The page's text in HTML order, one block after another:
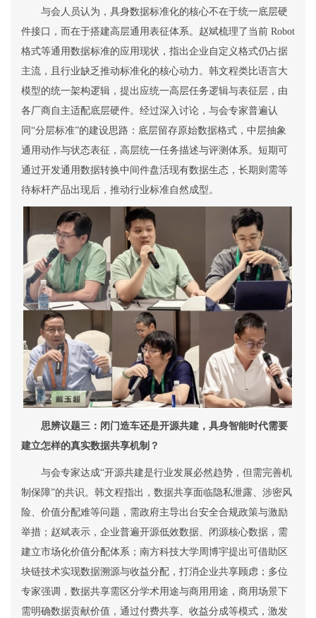
与会人员认为，具身数据标准化的核心不在于统一底层硬
件接口，而在于搭建高层通用表征体系。赵斌梳理了当前 Robot
格式等通用数据标准的应用现状，指出企业自定义格式仍占据
主流，且行业缺乏推动标准化的核心动力。韩文程类比语言大
模型的统一架构逻辑，提出应统一高层任务逻辑与表征层，由
各厂商自主适配底层硬件。经过深入讨论，与会专家普遍认
同 “分层标准”的建设思路：底层留存原始数据格式，中层抽象
通用动作与状态表征，高层统一任务描述与评测体系。短期可
通过开发通用数据转换中间件盘活现有数据生态，长期则 需等
待标杆产品出现后，推动行业标准自然成型。
思辨议题三：闭门造车还是开源共建，具身智能时代需要
建立怎样的真实数据共享机制？
与会专家达成“开源共建是行业发展必然趋势，但需完善机
制保障”的共识。韩文程指出，数据共享面临隐私泄露、涉密风
险、价值分配难等问题，需政府主导出台安全合规政策与激励
举措；赵斌表示，企业普遍开源低效数据、闭源核心数据，需
建立市场化价值分配体系；南方科技大学周博宇提出可借助区
块链技术实现数据溯源与收益分配，打消企业共享顾虑；多位
专家强调，数据共享需区分学术用途与商用用途，商用场景下
需明确数据贡献价值，通过付费共享、收益分成等模式，激发